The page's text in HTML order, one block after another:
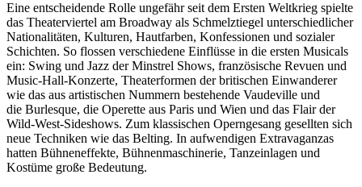
Eine entscheidende Rolle ungefähr seit dem Ersten Weltkrieg spielte
das Theaterviertel am Broadway als Schmelztiegel unterschiedlicher
Nationalitäten, Kulturen, Hautfarben, Konfessionen und sozialer
Schichten. So flossen verschiedene Einflüsse in die ersten Musicals
ein: Swing und Jazz der Minstrel Shows, französische Revuen und
Music-Hall-Konzerte, Theaterformen der britischen Einwanderer
wie das aus artistischen Nummern bestehende Vaudeville und
die Burlesque, die Operette aus Paris und Wien und das Flair der
Wild-West-Sideshows. Zum klassischen Operngesang gesellten sich
neue Techniken wie das Belting. In aufwendigen Extravaganzas
hatten Bühneneffekte, Bühnenmaschinerie, Tanzeinlagen und
Kostüme große Bedeutung.